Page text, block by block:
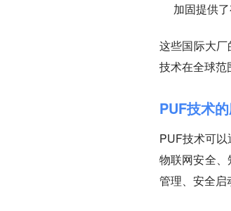
加固提供了
这些国际大
技术在全球范
PUF技术
PUF技术可
物联网安全
管理、安全启